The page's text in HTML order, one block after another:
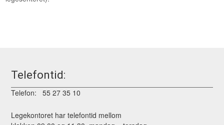
Telefontid:
Telefon: 55 27 35 10
Legekontoret har telefontid mellom